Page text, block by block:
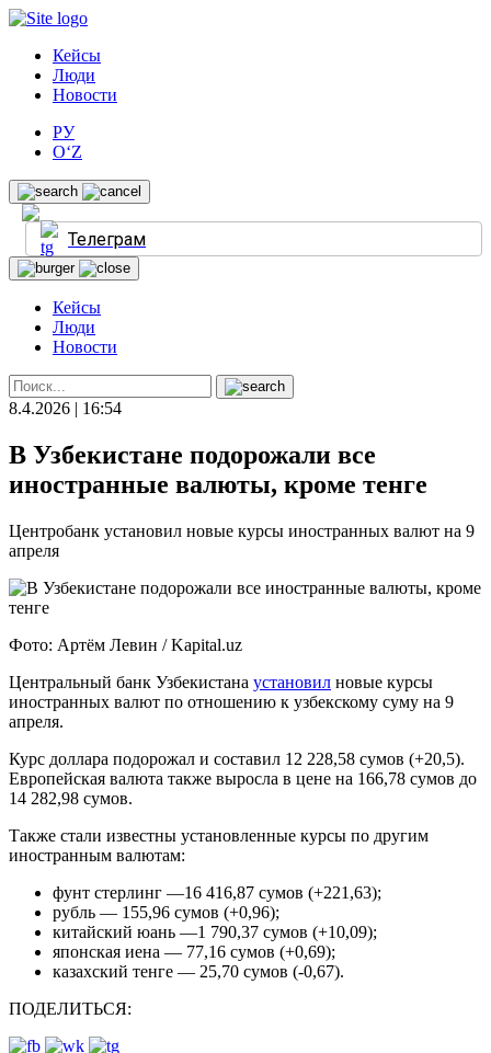
Кейсы
Люди
Новости
РУ
O‘Z
Телеграм
Кейсы
Люди
Новости
8.4.2026 | 16:54
В Узбекистане подорожали все
иностранные валюты, кроме тенге
Центробанк установил новые курсы иностранных валют на 9
апреля
Фото: Артём Левин / Kapital.uz
Центральный банк Узбекистана установил новые курсы
иностранных валют по отношению к узбекскому суму на 9
апреля.
Курс доллара подорожал и составил 12 228,58 сумов (+20,5).
Европейская валюта также выросла в цене на 166,78 сумов до
14 282,98 сумов.
Также стали известны установленные курсы по другим
иностранным валютам:
фунт стерлинг —16 416,87 сумов (+221,63);
рубль — 155,96 сумов (+0,96);
китайский юань —1 790,37 сумов (+10,09);
японская иена — 77,16 сумов (+0,69);
казахский тенге — 25,70 сумов (-0,67).
ПОДЕЛИТЬСЯ: